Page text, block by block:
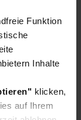
Funktion
Inhalte
klicken,
auf Ihrem